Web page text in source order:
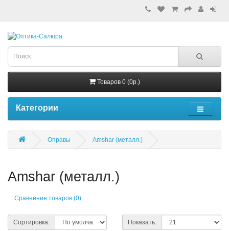
Товаров 0 (0р.)
Категории
Оправы Amshar (металл.)
Amshar (металл.)
Сравнение товаров (0)
Сортировка: Показать: